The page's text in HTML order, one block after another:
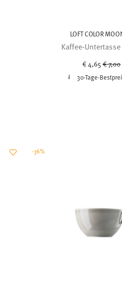
LOFT COLOR
Kaffee-
€ 4,65 Price
€ 7,00
30-Tage-
-36%